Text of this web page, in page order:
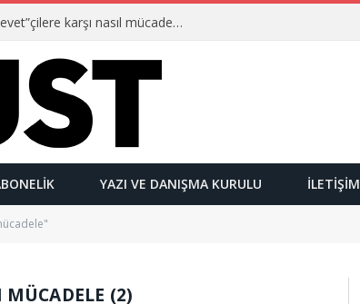
Ulusalcılar kimlerdir ve “Yetmez ama evet”çilere karşı nasıl mücadele ederler?
YAZI VE DANIŞMA KURULU İLETIŞIM
MÜCADELE (2)